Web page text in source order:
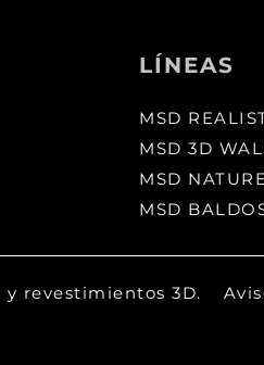
LÍNEAS
MSD
MSD 3D
MSD NATURE
MSD
y revestimientos 3D.